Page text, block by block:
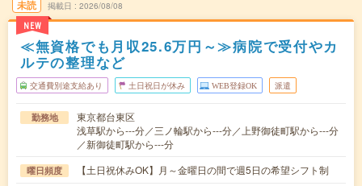
未読
NEW
掲載日 2026/08/08
≪無資格でも月収25.6万円～≫病院で受付やカ
ルテの整理など
交通費別途支給あり 土日祝日が休み WEB登録OK 派遣
勤務地
東京都台東区
浅草駅から---分／三ノ輪駅から---分／上野御徒町駅から---分
／新御徒町駅から---分
曜日頻度 【土日祝休みOK】月～金曜日の間で週5日の希望シフト制